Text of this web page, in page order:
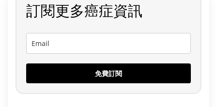
訂閱更多癌症資訊
免費訂閱